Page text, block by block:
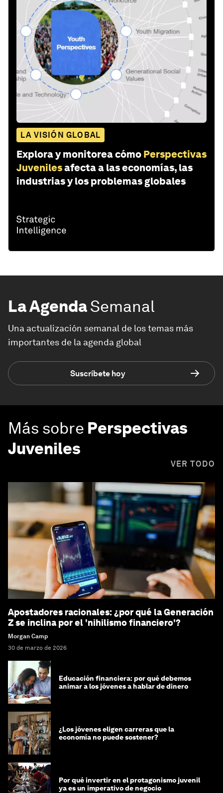
LA VISIÓN GLOBAL
Explora y monitorea cómo Perspectivas
Juvenilesafecta a las economías, las
industrias y los problemas globales
La AgendaSemanal
Una actualización semanal de los temas más
importantes de la agenda global
Suscríbete hoy
Más sobre Perspectivas
Juveniles
VER TODO
Apostadores racionales: ¿por qué la Generación
Z se inclina por el 'nihilismo financiero'?
Morgan Camp
30 de marzo de 2026
Educación financiera: por qué debemos
animar a los jóvenes a hablar de dinero
¿Los jóvenes eligen carreras que la
economía no puede sostener?
Por qué invertir en el protagonismo juvenil
ya es un imperativo de negocio